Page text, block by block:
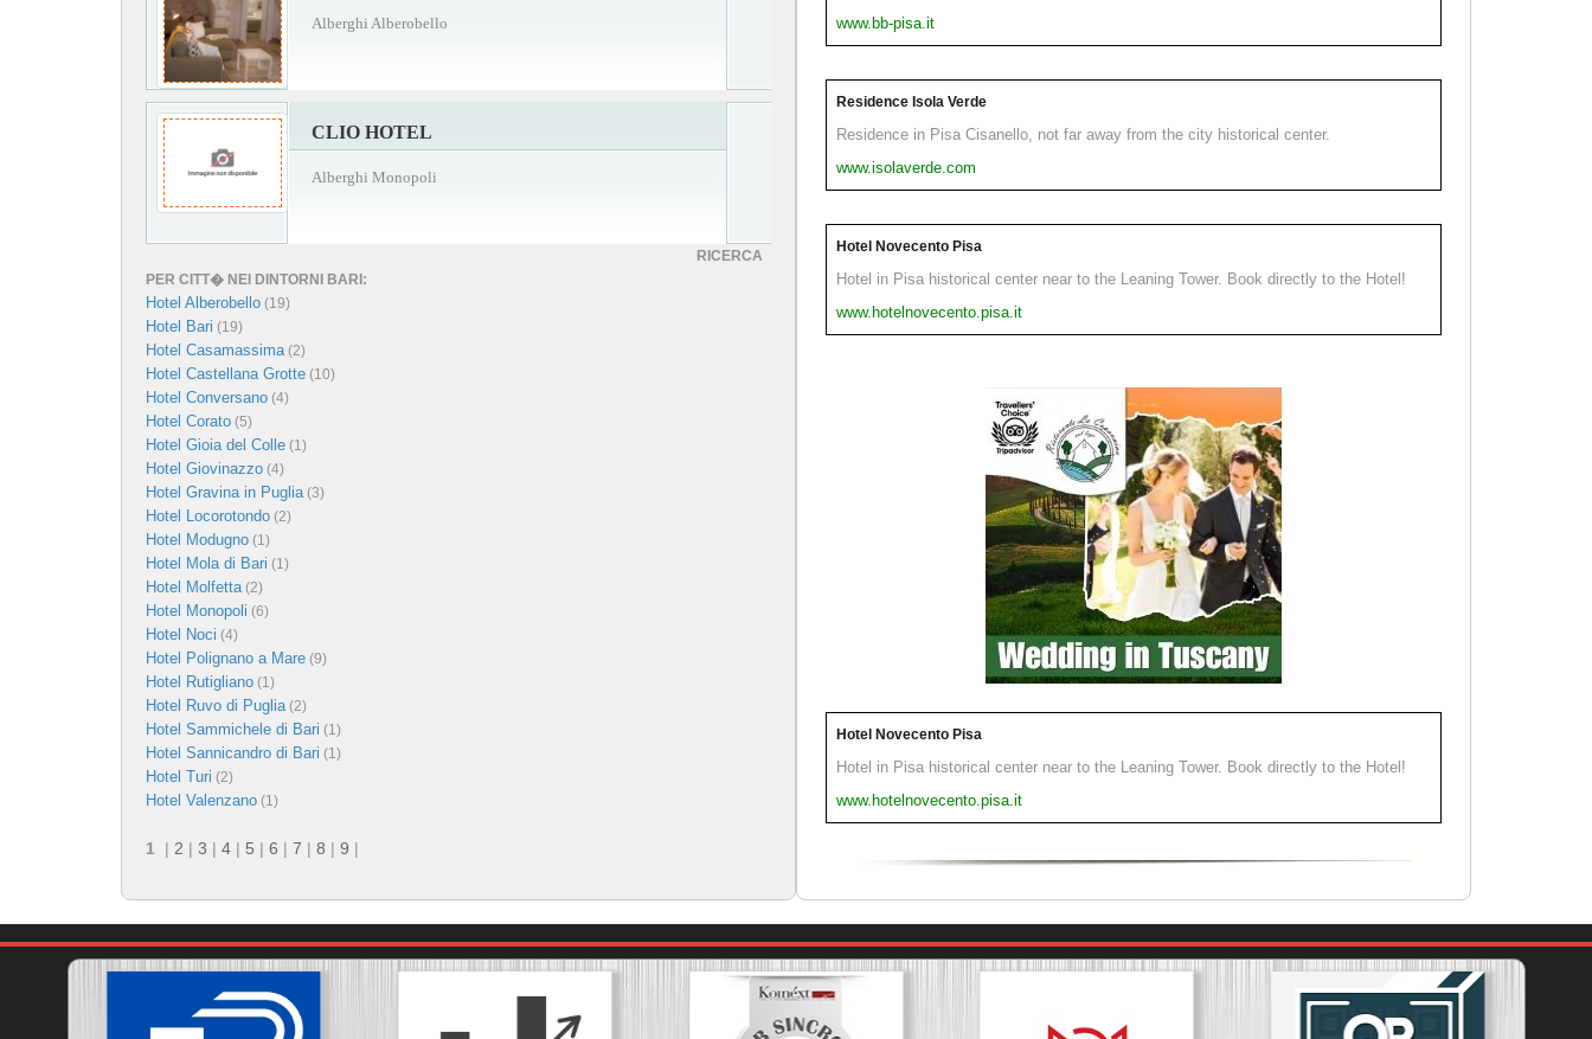
Alberghi Alberobello
CLIO HOTEL
Alberghi Monopoli
RICERCA
PER CITT� NEI DINTORNI BARI:
Hotel Alberobello (19)
Hotel Bari (19)
Hotel Casamassima(2)
Hotel Castellana Grotte (10)
Hotel Conversano (4)
Hotel Corato (5)
Hotel Gioia del Colle (1)
Hotel Giovinazzo (4)
Hotel Gravina in Puglia(3)
Hotel Locorotondo (2)
Hotel Modugno (1)
Hotel Mola di Bari (1)
Hotel Molfetta(2)
Hotel Monopoli (6)
Hotel Noci (4)
Hotel Polignano a Mare (9)
Hotel Rutigliano (1)
Hotel Ruvo di Puglia(2)
Hotel Sammichele di Bari (1)
Hotel Sannicandro di Bari (1)
Hotel Turi (2)
Hotel Valenzano (1)
1 | 2 | 3 | 4 | 5 | 6 | 7 | 8 | 9 |
www.bb-pisa.it
Residence Isola Verde
Residence in Pisa Cisanello, not far away from the city historical center.
www.isolaverde.com
Hotel Novecento Pisa
Hotel in Pisa historical center near to the Leaning Tower. Book directly to the Hotel!
www.hotelnovecento.pisa.it
Hotel Novecento Pisa
Hotel in Pisa historical center near to the Leaning Tower. Book directly to the Hotel!
www.hotelnovecento.pisa.it